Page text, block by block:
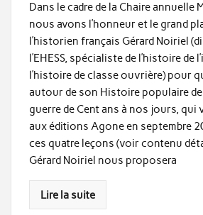
Dans le cadre de la Chaire annuelle
nous avons l’honneur et le grand
l’historien français Gérard Noiriel
l’EHESS, spécialiste de l’histoire de
l’histoire de classe ouvrière) pour
autour de son Histoire populaire de
guerre de Cent ans à nos jours, qui
aux éditions Agone en septembre
ces quatre leçons (voir contenu
Gérard Noiriel nous proposera
Lire la suite